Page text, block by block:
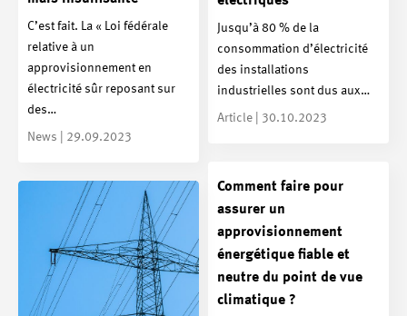
Jusqu’à 80 % de la
consommation d’électricité
des installations
industrielles sont dus aux…
Article | 30.10.2023
C’est fait. La « Loi fédérale
relative à un
approvisionnement en
électricité sûr reposant sur
des…
News | 29.09.2023
Comment faire pour
assurer un
approvisionnement
énergétique fiable et
neutre du point de vue
climatique ?